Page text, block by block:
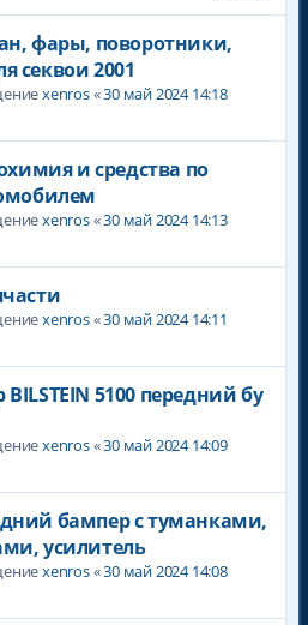
фары, поворотники,
секвои 2001
xenros«30 май 2024 14:18
и средства по
xenros«30 май 2024 14:13
xenros«30 май 2024 14:11
5100 передний бу
xenros«30 май 2024 14:09
бампер с туманками,
усилитель
xenros«30 май 2024 14:08